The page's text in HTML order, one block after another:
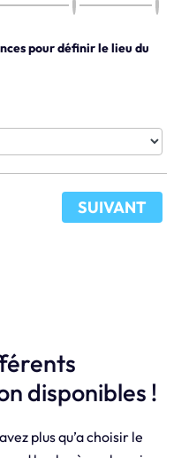
pour définir le lieu du
SUIVANT
disponibles !
plus qu’a choisir le